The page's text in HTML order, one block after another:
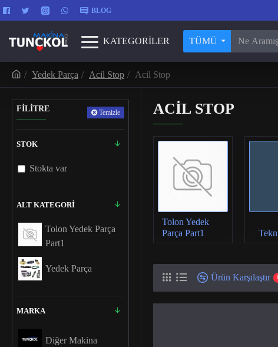
BLOG
KATEGORİLER TÜMÜ
Yedek Parça Acil Stop Acil Stop
FİLİTRE Temizle
ALT KATEGORI
Tolon Yedek Parça
Part1
Yedek Parça
MARKA
Diğer Makina
STOK
Stokta var
ACIL STOP
Tolon Yedek
Parça Part1
Ürün Karşılaştır